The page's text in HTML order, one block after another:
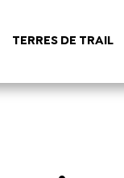
TERRES DE TRAIL